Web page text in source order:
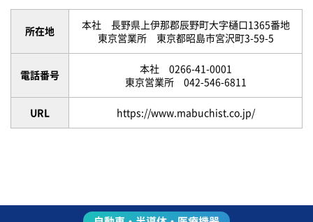
所在地
本社 長野県上伊那郡辰野町大字樋口1365番地
東京営業所 東京都昭島市宮沢町3-59-5
電話番号
本社 0266-41-0001
東京営業所 042-546-6811
URL https://www.mabuchist.co.jp/